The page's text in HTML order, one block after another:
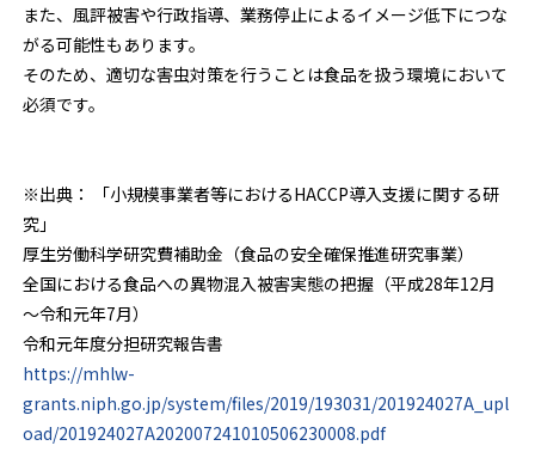
また、風評被害や行政指導、業務停止によるイメージ低下につな
がる可能性もあります。
そのため、適切な害虫対策を行うことは食品を扱う環境において
必須です。
※出典： 「小規模事業者等におけるHACCP導入支援に関する研
究」
厚生労働科学研究費補助金（食品の安全確保推進研究事業）
全国における食品への異物混入被害実態の把握（平成28年12月
～令和元年7月）
令和元年度分担研究報告書
https://mhlw-
grants.niph.go.jp/system/files/2019/193031/201924027A_upl
oad/201924027A202007241010506230008.pdf